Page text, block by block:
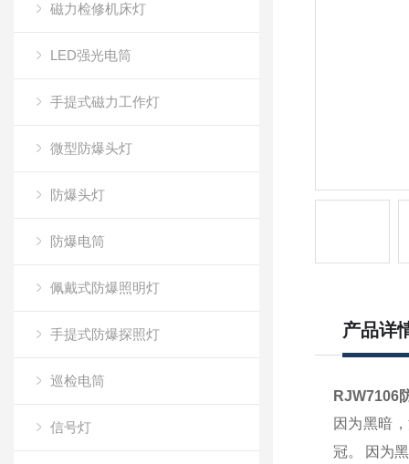
磁力检修机床灯
LED强光电筒
手提式磁力工作灯
微型防爆头灯
防爆头灯
防爆电筒
佩戴式防爆照明灯
手提式防爆探照灯
巡检电筒
信号灯
产品详
RJW7106
因为黑暗
冠。
因为